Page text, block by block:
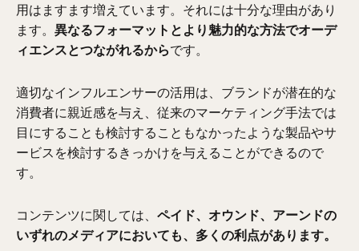
用はますます増えています。それには十分な理由があり
ます。異なるフォーマットとより魅力的な方法でオーデ
ィエンスとつながれるからです。
適切なインフルエンサーの活用は、ブランドが潜在的な
消費者に親近感を与え、従来のマーケティング手法では
目にすることも検討することもなかったような製品やサ
ービスを検討するきっかけを与えることができるので
す。
コンテンツに関しては、ペイド、オウンド、アーンドの
いずれのメディアにおいても、多くの利点があります。